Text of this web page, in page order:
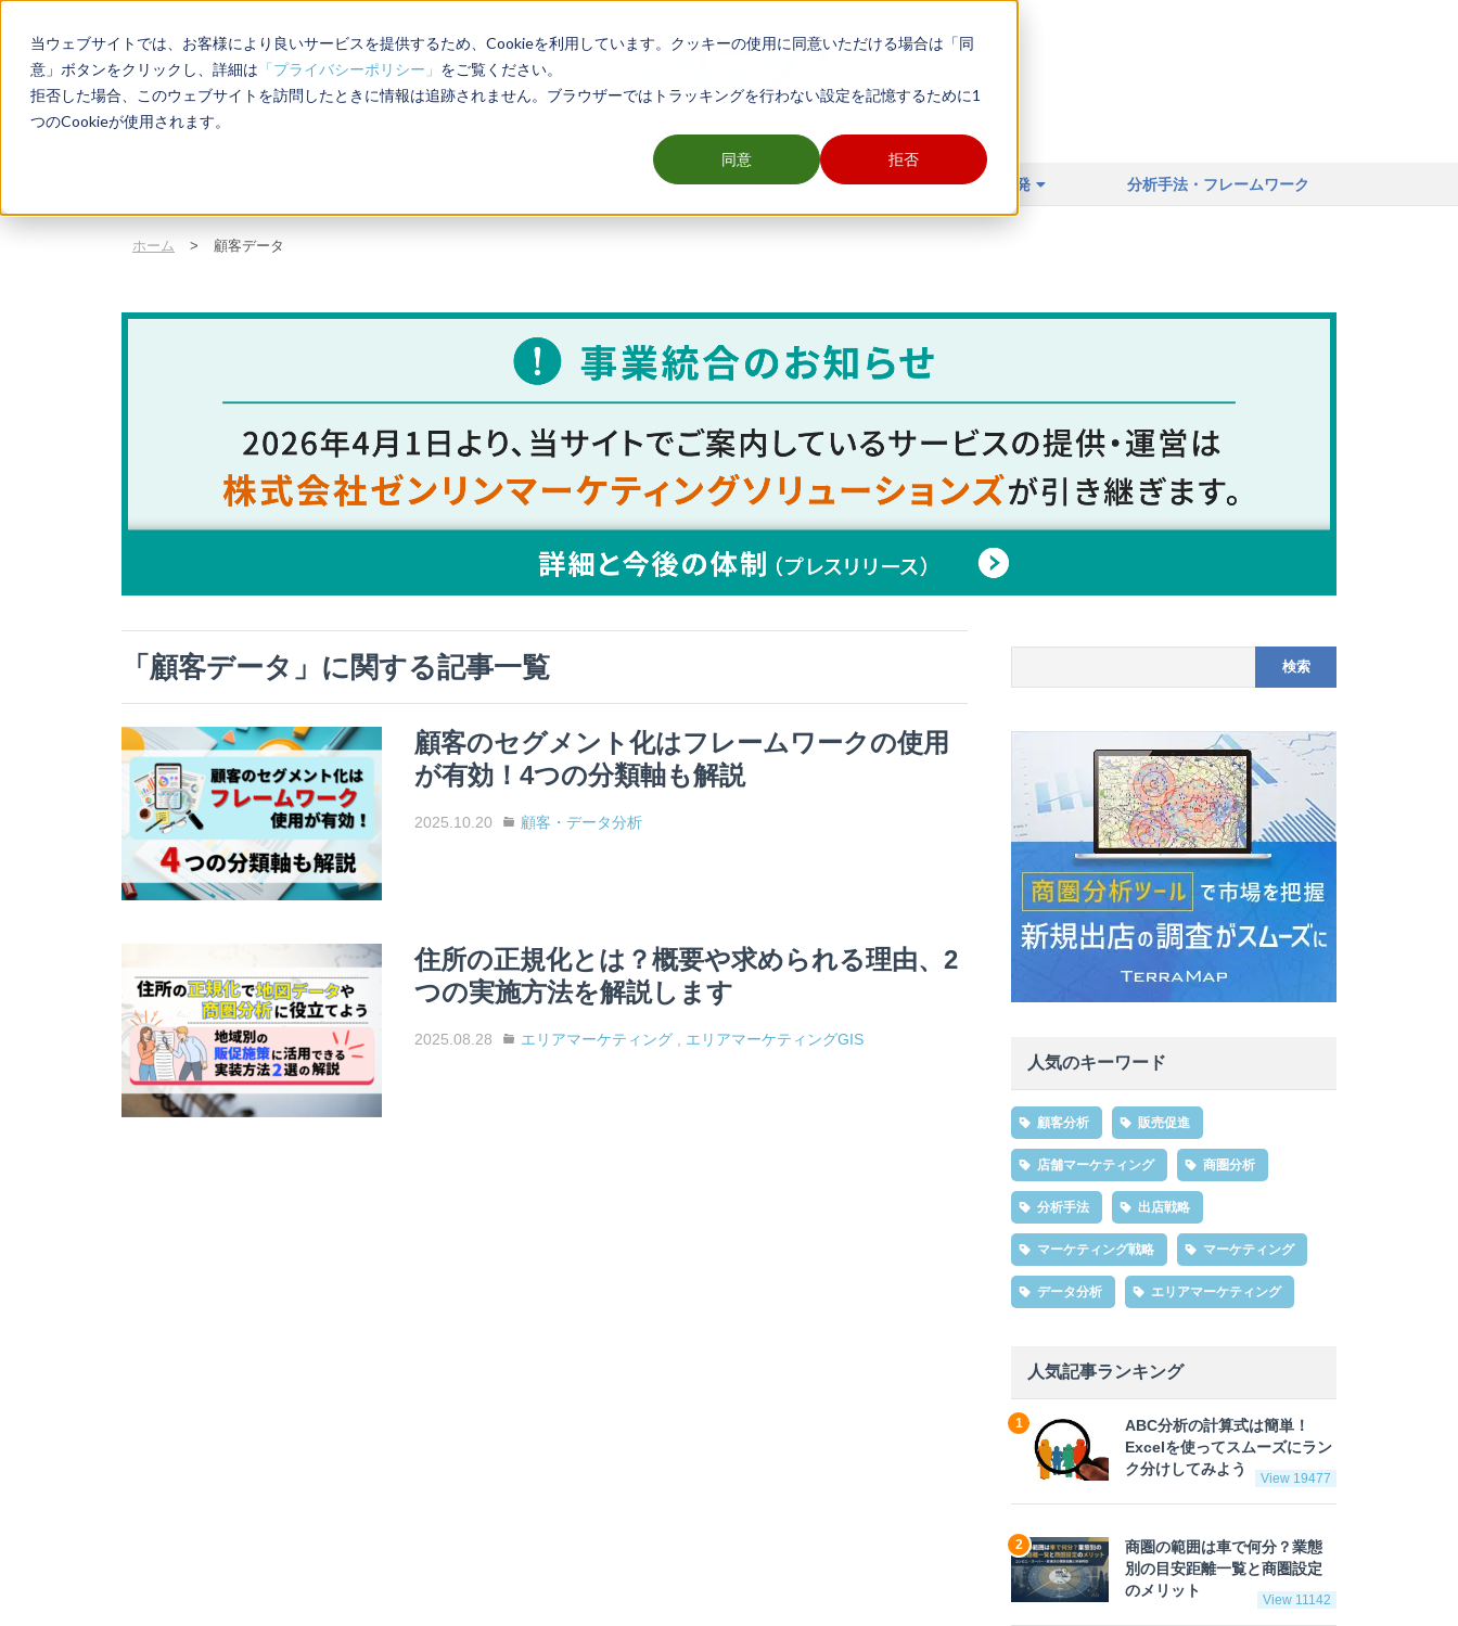
当ウェブサイトでは、お客様により良いサービスを提供するため、Cookieを利用しています。クッキーの使用に同意いただける場合は「同
意」ボタンをクリックし、詳細は 「プライバシーポリシー」 をご覧ください。
拒否した場合、このウェブサイトを訪問したときに情報は追跡されません。ブラウザーではトラッキングを行わない設定を記憶するために1
つのCookieが使用されます。
同意 拒否
顧客・データ分析 店舗開発 分析手法・フレームワーク
ホーム > 顧客データ
「 顧客データ 」に関する記事一覧
顧客のセグメント化はフレームワークの使用
が有効！4つの分類軸も解説
2025.10.20 顧客・データ分析
住所の正規化とは？概要や求められる理由、2
つの実施方法を解説します
2025.08.28 エリアマーケティング , エリアマーケティングGIS
人気のキーワード
顧客分析 販売促進
店舗マーケティング 商圏分析
分析手法 出店戦略
マーケティング戦略 マーケティング
データ分析 エリアマーケティング
人気記事ランキング
ABC分析の計算式は簡単！
Excelを使ってスムーズにラン
ク分けしてみよう
View 19477
商圏の範囲は車で何分？業態
別の目安距離一覧と商圏設定
のメリット
View 11142